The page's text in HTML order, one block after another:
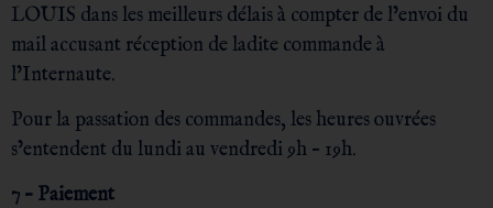
LOUIS dans les meilleurs délais à compter de l’envoi du
mail accusant réception de ladite commande à
l’Internaute.
Pour la passation des commandes, les heures ouvrées
s’entendent du lundi au vendredi 9h – 19h.
7 – Paiement